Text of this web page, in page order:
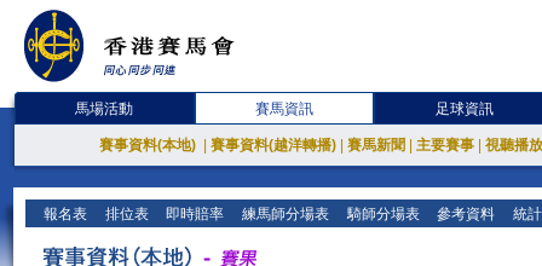
馬場活動 賽馬資訊 足球資訊
賽事資料(本地) 賽事資料(越洋轉播) 賽馬新聞 主要賽事 視聽播
報名表 排位表 即時賠率 練馬師分場表 騎師分場表 參考資料 統